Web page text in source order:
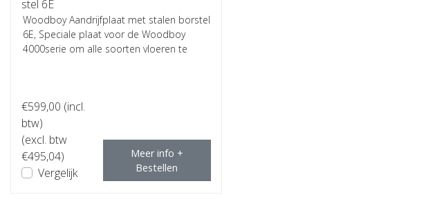
stel 6E
Woodboy Aandrijfplaat met stalen borstel
6E, Speciale plaat voor de Woodboy
4000serie om alle soorten vloeren te
€599,00 (incl.
btw)
(excl. btw
€495,04)
Vergelijk
Meer info +
Bestellen